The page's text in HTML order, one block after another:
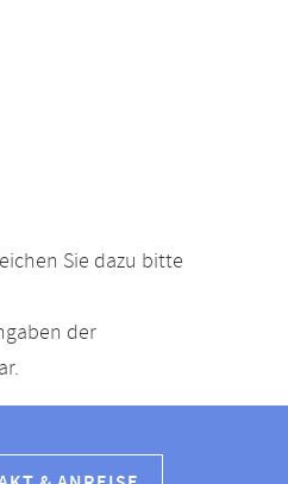
Sie dazu bitte
der